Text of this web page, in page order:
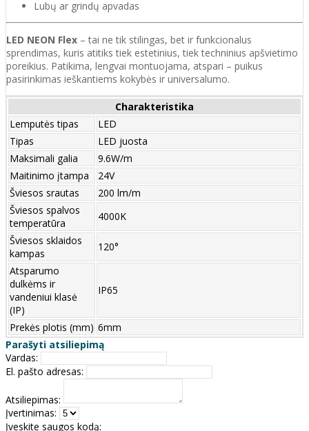
Lubų ar grindų apvadas
LED NEON Flex – tai ne tik stilingas, bet ir funkcionalus
sprendimas, kuris atitiks tiek estetinius, tiek techninius apšvietimo
poreikius. Patikima, lengvai montuojama, atspari – puikus
pasirinkimas ieškantiems kokybės ir universalumo.
Charakteristika
Lemputės tipas
LED
Tipas
LED juosta
Maksimali galia
9.6W/m
Maitinimo įtampa
24V
Šviesos srautas
200 lm/m
Šviesos spalvos
temperatūra
4000K
Šviesos sklaidos
kampas
120°
Atsparumo
dulkėms ir
vandeniui klasė
(IP)
IP65
Prekės plotis (mm) 6mm
Parašyti atsiliepimą
Vardas:
El. pašto adresas:
Atsiliepimas:
Įvertinimas:
Įveskite saugos kodą: